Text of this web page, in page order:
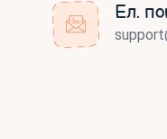
Ел.